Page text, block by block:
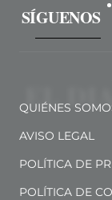
SÍGUENOS
QUIÉNES
AVISO LEGAL
POLÍTICA DE
POLÍTICA DE